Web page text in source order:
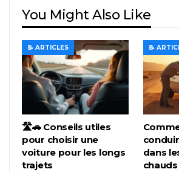
You Might Also Like
📝 ARTICLES
🛣️🚗 Conseils utiles
pour choisir une
voiture pour les longs
trajets
📝
dans
chauds